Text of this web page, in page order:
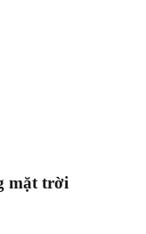
mặt trời